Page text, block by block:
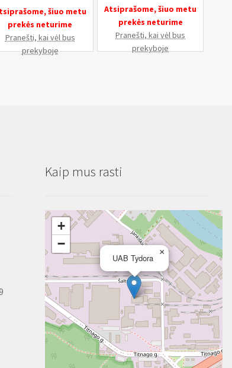
šiuo metu
prekės neturime
Pranešti, kai vėl bus
prekyboje
Atsiprašome, šiuo metu
prekės neturime
Pranešti, kai vėl bus
prekyboje
Kaip mus rasti
UAB Tydora
×
+
−